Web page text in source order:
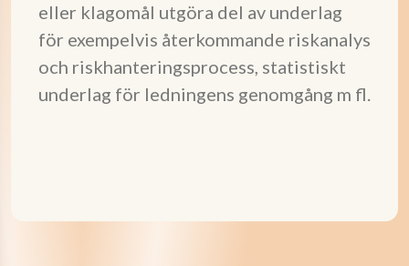
eller klagomål utgöra del av underlag
för exempelvis återkommande riskanalys
och riskhanteringsprocess, statistiskt
underlag för ledningens genomgång m fl.